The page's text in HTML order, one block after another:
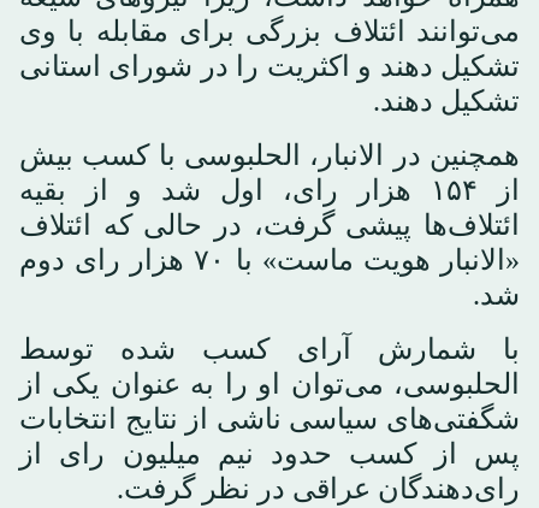
می‌توانند ائتلاف بزرگی برای مقابله با وی
تشکیل دهند و اکثریت را در شورای استانی
تشکیل دهند.
همچنین در الانبار، الحلبوسی با کسب بیش
از ۱۵۴ هزار رای، اول شد و از بقیه
ائتلاف‌ها پیشی گرفت، در حالی که ائتلاف
«الانبار هویت ماست» با ۷۰ هزار رای دوم
شد.
با شمارش آرای کسب شده توسط
الحلبوسی، می‌توان او را به عنوان یکی از
شگفتی‌های سیاسی ناشی از نتایج انتخابات
پس از کسب حدود نیم میلیون رای از
رای‌دهندگان عراقی در نظر گرفت.